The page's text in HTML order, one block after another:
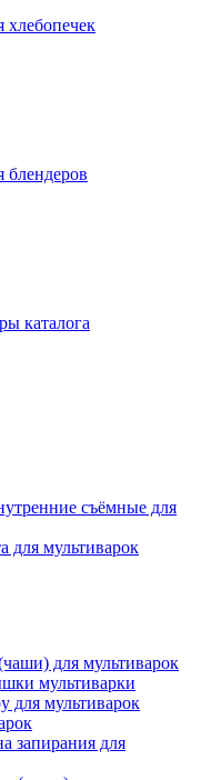
хлебопечек
блендеров
каталога
съёмные для
для мультиварок
для мультиварок
мультиварки
для мультиварок
запирания для